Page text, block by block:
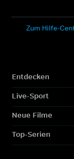
Zum Hilfe-
Entdecken
Live-Sport
Neue Filme
Top-Serien